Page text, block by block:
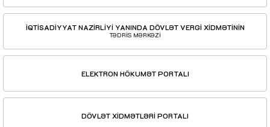
İQTİSADİYYAT NAZİRLİYİ YANINDA DÖVLƏT VERGİ XİDMƏTİNİN
TƏDRİS MƏRKƏZİ
ELEKTRON HÖKUMƏT PORTALI
DÖVLƏT XİDMƏTLƏRİ PORTALI